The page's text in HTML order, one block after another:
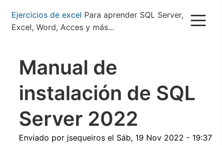
Pasar
contenido
Ejercicios de excel Para aprender SQL Server,
Excel, Word, Acces y más...
Manual de
instalación de SQL
Server 2022
Enviado por jsequeiros el Sáb, 19 Nov 2022 - 19:37